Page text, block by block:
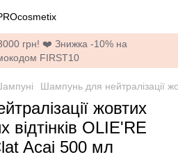
грн! ❤️ Знижка -10% на
FIRST10
Шампунь для нейтралізації
жовтих
OLIE'RE
Acai 500 мл